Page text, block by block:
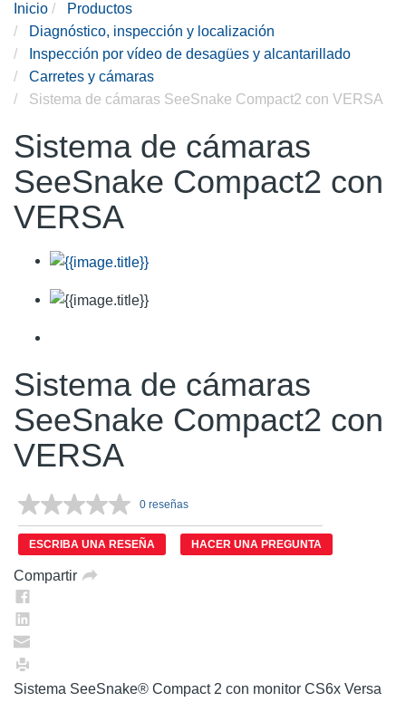
Inicio
Productos
Diagnóstico, inspección y localización
Inspección por vídeo de desagües y alcantarillado
Carretes y cámaras
Sistema de cámaras SeeSnake Compact2 con VERSA
Sistema de cámaras
SeeSnake Compact2 con
VERSA
Sistema de cámaras
SeeSnake Compact2 con
VERSA
Sin
puntuación.
Enlace
en
0 reseñas
ESCRIBA UNA RESEÑA HACER UNA PREGUNTA
Compartir
Sistema SeeSnake® Compact 2 con monitor CS6x Versa